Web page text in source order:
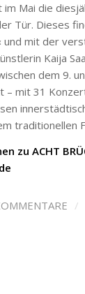
Mai die
Tür. Dieses
und mit der
Kaija
dem 9.
– mit 31
traditionellen
zu ACHT
/